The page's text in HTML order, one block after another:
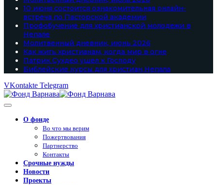
10 июня состоится ознакомительная онлайн-
встреча по Пасторской академии
Профобучение для христианской молодежи в
Непале
Молитвенный дневник, июнь 2026
Как жить христианам, когда мир в огне
Патрик Сухдео ушел к Господу
Библейские курсы для христиан Непала
VKontakte Telegram
О фонде
Во что мы верим
Пожертвования
Партнерство
Контакты
Срочные нужды
Новости
Проекты